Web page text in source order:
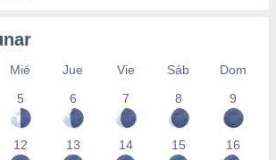
Mié Jue Vie Sáb
Dom
5
6 7 8 9
12 13 14 15 16